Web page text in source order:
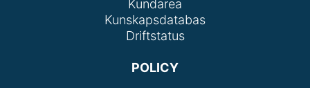
Kundarea
Kunskapsdatabas
Driftstatus
POLICY